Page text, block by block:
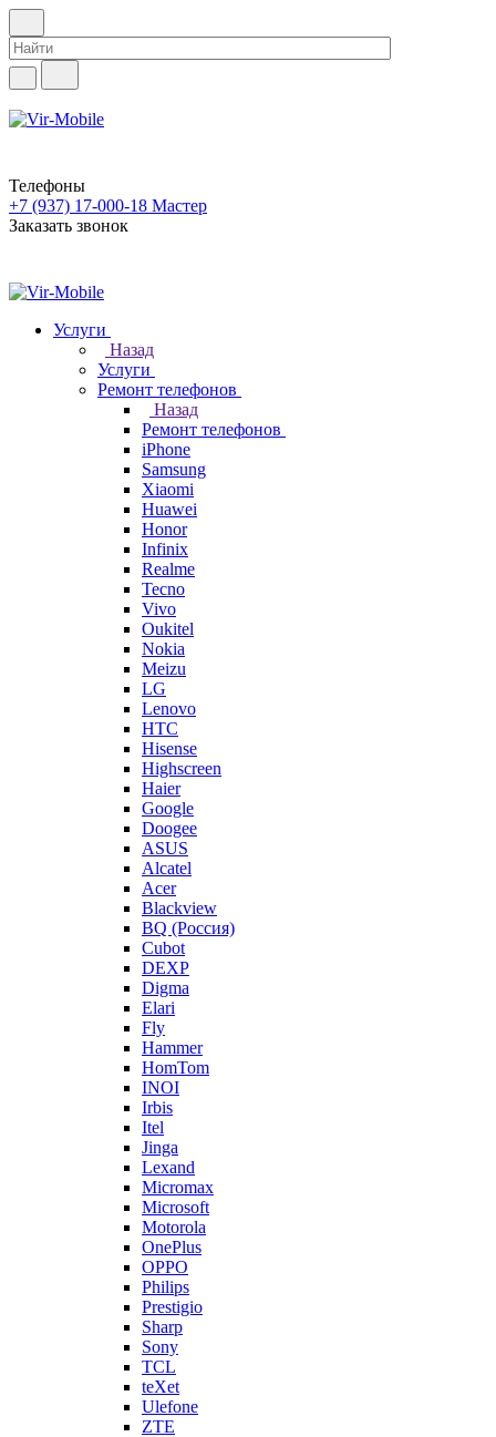
Телефоны
+7 (937) 17-000-18 Мастер
Заказать звонок
Услуги
Назад
Услуги
Ремонт телефонов
Назад
Ремонт телефонов
iPhone
Samsung
Xiaomi
Huawei
Honor
Infinix
Realme
Tecno
Vivo
Oukitel
Nokia
Meizu
LG
Lenovo
HTC
Hisense
Highscreen
Haier
Google
Doogee
ASUS
Alcatel
Acer
Blackview
BQ (Россия)
Cubot
DEXP
Digma
Elari
Fly
Hammer
HomTom
INOI
Irbis
Itel
Jinga
Lexand
Micromax
Microsoft
Motorola
OnePlus
OPPO
Philips
Prestigio
Sharp
Sony
TCL
teXet
Ulefone
ZTE